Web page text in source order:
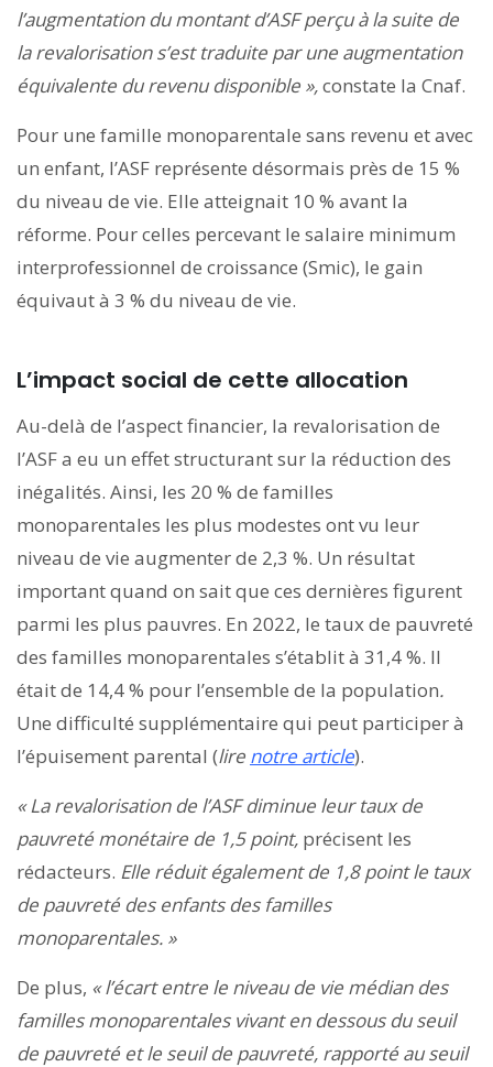
l’augmentation du montant d’ASF perçu à la suite de
la revalorisation s’est traduite par une augmentation
équivalente du revenu disponible »,constate la Cnaf.
Pour une famille monoparentale sans revenu et avec
un enfant, l’ASF représente désormais près de 15 %
du niveau de vie. Elle atteignait 10 % avant la
réforme. Pour celles percevant le salaire minimum
interprofessionnel de croissance (Smic), le gain
équivaut à 3 % du niveau de vie.
L’impact social de cette allocation
Au-delà de l’aspect financier, la revalorisation de
l’ASF a eu un effet structurant sur la réduction des
inégalités. Ainsi, les 20 % de familles
monoparentales les plus modestes ont vu leur
niveau de vie augmenter de 2,3 %. Un résultat
important quand on sait que ces dernières figurent
parmi les plus pauvres. En 2022, le taux de pauvreté
des familles monoparentales s’établit à 31,4 %. Il
était de 14,4 % pour l’ensemble de la population.
Une difficulté supplémentaire qui peut participer à
l’épuisement parental (lire notre article).
« La revalorisation de l’ASF diminue leur taux de
pauvreté monétaire de 1,5 point, précisent les
rédacteurs. Elle réduit également de 1,8 point le taux
de pauvreté des enfants des familles
monoparentales. »
De plus, « l’écart entre le niveau de vie médian des
familles monoparentales vivant en dessous du seuil
de pauvreté et le seuil de pauvreté, rapporté au seuil